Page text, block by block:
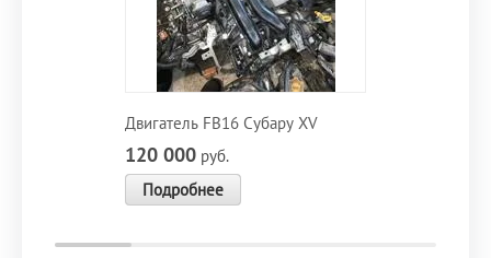
Двигатель FB16 Субару XV
120 000 руб.
Подробнее